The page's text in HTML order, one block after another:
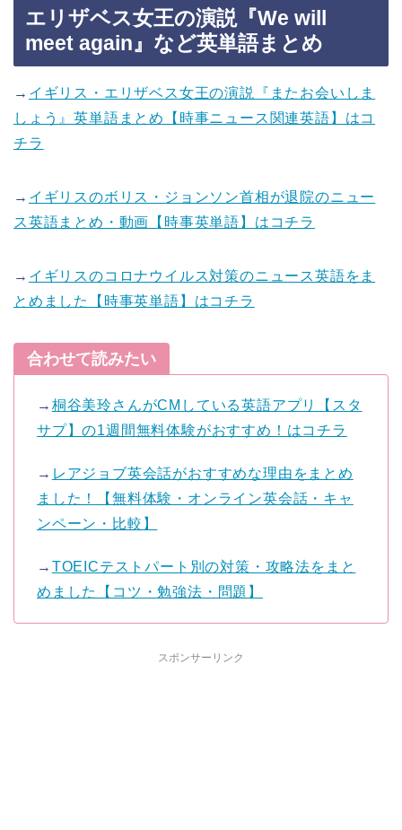
エリザベス女王の演説『We will
meet again』など英単語まとめ
→ イギリス・エリザベス女王の演説『またお会いしま
しょう』英単語まとめ【時事ニュース関連英語】はコ
チラ
→ イギリスのボリス・ジョンソン首相が退院のニュー
ス英語まとめ・動画【時事英単語】はコチラ
→ イギリスのコロナウイルス対策のニュース英語をま
とめました【時事英単語】はコチラ
合わせて読みたい
→ 桐谷美玲さんがCMしている英語アプリ【スタ
サプ】の1週間無料体験がおすすめ！はコチラ
→ レアジョブ英会話がおすすめな理由をまとめ
ました！【無料体験・オンライン英会話・キャ
ンペーン・比較】
→ TOEICテストパート別の対策・攻略法をまと
めました【コツ・勉強法・問題】
スポンサーリンク